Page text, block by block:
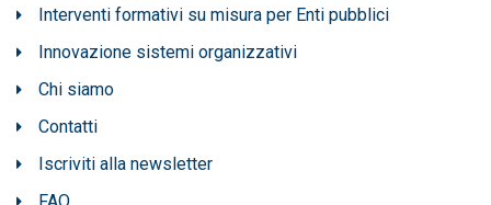
Interventi formativi su misura per Enti pubblici
Innovazione sistemi organizzativi
Chi siamo
Contatti
Iscriviti alla newsletter
FAQ